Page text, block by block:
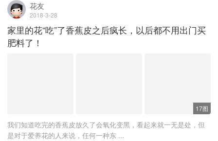
花友
2018-3-28
家里的花“吃”了香蕉皮之后疯长，以后都不用出门买
肥料了！
17图
我们知道吃完的香蕉皮放久了会氧化变黑，看起来就一无是处，但
是对于爱养花的人来说，任何一种东 ...